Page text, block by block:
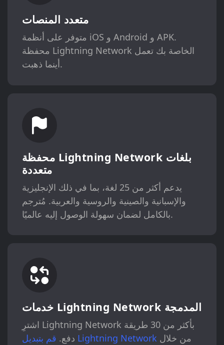
متعدد المنصات
متوفر على أنظمة iOS و Android و APK.
محفظة Lightning Network الخاصة بك تعمل
أينما ذهبت.
محفظة Lightning Network بلغات
متعددة
يدعم أكثر من 25 لغة، بما في ذلك الإنجليزية
والإسبانية والصينية والروسية والعربية. مُترجم
بالكامل لضمان سهولة الوصول إليه عالميًا.
خدمات Lightning Network المدمجة
اشترِ Lightning Network بأكثر من 30 طريقة
دفع. قم بتبديل Lightning Networkمن خلال